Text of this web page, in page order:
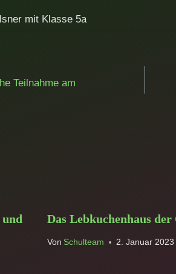
mit Klasse 5a
Teilnahme am
und
Das Lebkuchenhaus der
Von Schulteam 2. Januar 2023